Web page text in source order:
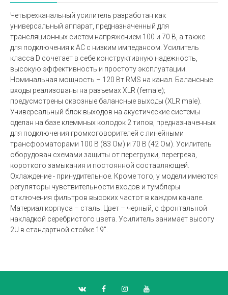
Четырехканальный усилитель разработан как
универсальный аппарат, предназначенный для
трансляционных систем напряжением 100 и 70 В, а также
для подключения к АС с низким импедансом. Усилитель
класса D сочетает в себе конструктивную надежность,
высокую эффективность и простоту эксплуатации.
Номинальная мощность – 120 Вт RMS на канал. Балансные
входы реализованы на разъемах XLR (female);
предусмотрены сквозные балансные выходы (XLR male).
Универсальный блок выходов на акустические системы
сделан на базе клеммных колодок 2 типов, предназначенных
для подключения громкоговорителей с линейными
трансформаторами 100 В (83 Ом) и 70 В (42 Ом). Усилитель
оборудован схемами защиты от перегрузки, перегрева,
короткого замыкания и постоянной составляющей.
Охлаждение - принудительное. Кроме того, у модели имеются
регуляторы чувствительности входов и тумблеры
отключения фильтров высоких частот в каждом канале.
Материал корпуса – сталь. Цвет – черный, с фронтальной
накладкой серебристого цвета. Усилитель занимает высоту
2U в стандартной стойке 19".